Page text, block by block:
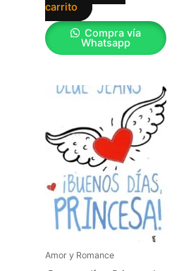
carrito
Compra vía
Whatsapp
Amor y Romance